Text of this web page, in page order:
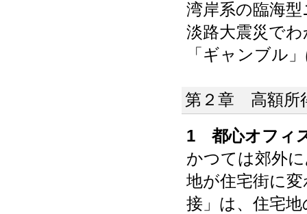
湾岸系の臨海
淡路大震災で
「ギャンブル
第２章 高額所
1 都心オフィ
かつては郊外
地が住宅街に
接」は、住宅